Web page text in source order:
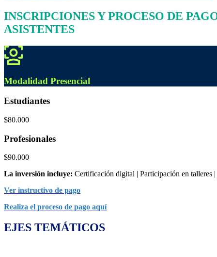
INSCRIPCIONES Y PROCESO DE
ASISTENTES
Modalidad Presencial
Estudiantes
$80.000
Profesionales
$90.000
La inversión incluye: Certificación digital | Participación en talleres
Ver instructivo de pago
Realiza el proceso de pago aquí
EJES TEMÁTICOS